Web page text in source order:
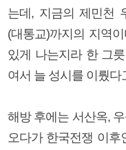
는데, 지금의 제민천
(대통교)까지의 지역
있게 나는지라 한 그
여서 늘 성시를 이뤘다
해방 후에는 서산옥,
오다가 한국전쟁 이후